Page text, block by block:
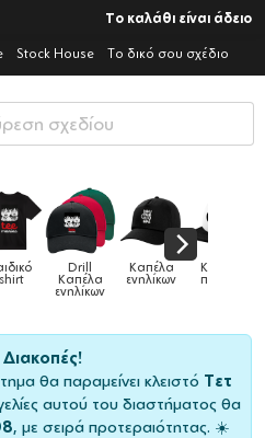
Το καλάθι είναι άδειο
Stock House Το δικό σου σχέδιο
Drill
Καπέλα
ενηλίκων
Καπέλα
ενηλίκων
Καπέλα
παιδικά
θα παραμείνει κλειστό Τετ
αυτού του διαστήματος θα
, με σειρά προτεραιότητας. ☀️